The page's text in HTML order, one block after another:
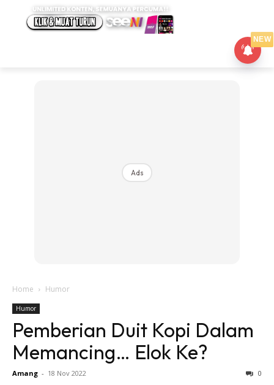
Ads
Home Humor
Humor
Pemberian Duit Kopi Dalam
Memancing… Elok Ke?
Amang - 18 Nov 2022 0
NEW